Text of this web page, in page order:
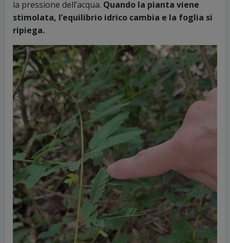
la pressione dell’acqua. Quando la pianta viene
stimolata, l’equilibrio idrico cambia e la foglia si
ripiega.